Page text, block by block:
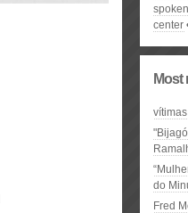
center
Most
do
Fred